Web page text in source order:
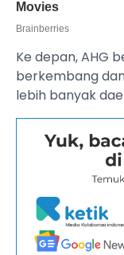
Ke depan, AHG
berkembang
lebih banyak